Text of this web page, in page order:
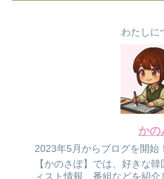
わたしに
かの
2023年5月からブログを開始！
【かのさぽ】では、好きな
ィスト情報、番組などを紹介